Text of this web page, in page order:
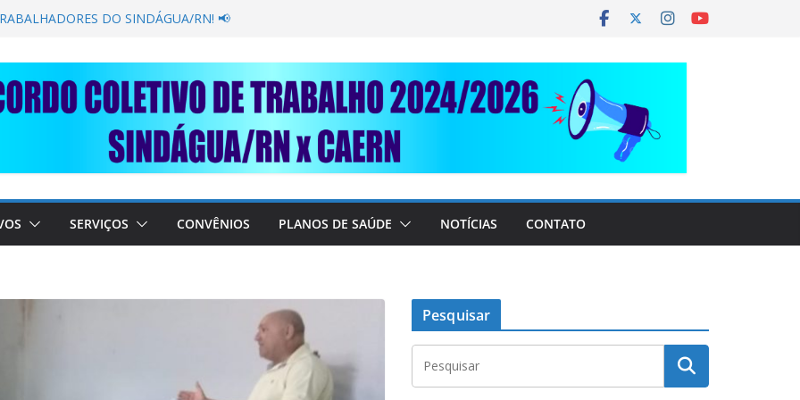
SECAR SUA TORNEIRA: UNIDOS
em importante debate com o Ministro
A SABESP! 🚨
AJUDE O NOSSO
RAIMUNDO DA CAERN!
SERVIÇOS CONVÊNIOS PLANOS DE SAÚDE NOTÍCIAS CONTATO
Pesquisar